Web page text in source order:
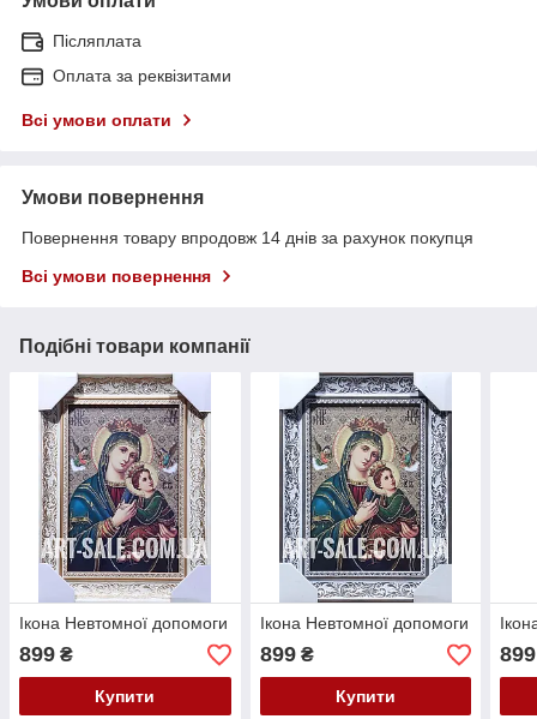
Післяплата
Оплата за реквізитами
Всі умови оплати
Умови повернення
Повернення товару впродовж 14 днів за рахунок покупця
Всі умови повернення
Подібні товари компанії
Ікона Невтомної допомоги
899 ₴
Купити
Ікона Невтомної допомоги
899₴
Купити
899